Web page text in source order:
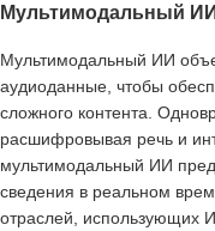
Мультимодальный
Мультимодальный ИИ
аудиоданные, чтобы
сложного контента.
расшифровывая речь и
мультимодальный ИИ
сведения в реальном
отраслей, использующих